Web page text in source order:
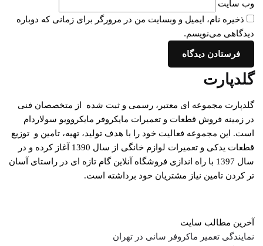
وب‌ سایت
ذخیره نام، ایمیل و وبسایت من در مرورگر برای زمانی که دوباره
دیدگاهی می‌نویسم.
گلدپارت
گلدپارت مجموعه ای معتبر، رسمی و ثبت شده از متخصصان فنی
در زمینه فروش قطعات و تعمیرات مایکروفر مایکروویو سولاردام
است. این مجموعه فعالیت خود را با هدف تولید، تهیه، تامین و توزیع
قطعات یدکی و تعمیرات لوازم خانگی از سال 1390 آغاز کرده و در
سال 1397 با راه اندازی فروشگاه آنلاین گام تازه ای در راستای آسان
تر کردن تامین نیاز مشتریان خود برداشته است.
آخرین مطالب سایت
نمایندگی تعمیر ماکروفر سانی در تهران